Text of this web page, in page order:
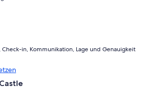
Check-in, Kommunikation, Lage und Genauigkeit